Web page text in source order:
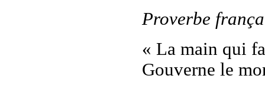
Proverbe
« La main qui
Gouverne le